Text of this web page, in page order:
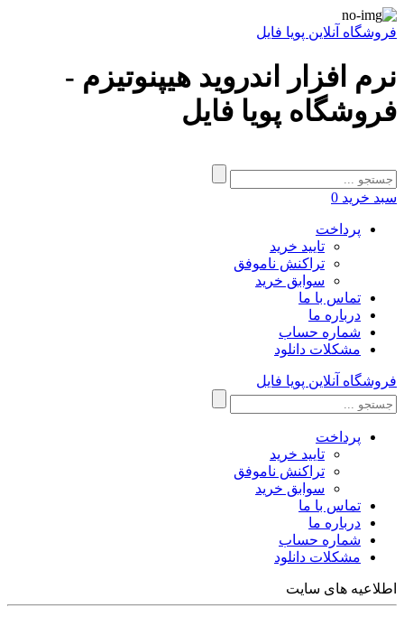
فروشگاه آنلاین پویا فایل
نرم افزار اندروید هیپنوتیزم -
فروشگاه پویا فایل
سبد خرید 0
پرداخت
تایید خرید
تراکنش ناموفق
سوابق خرید
تماس با ما
درباره ما
شماره حساب
مشکلات دانلود
فروشگاه آنلاین پویا فایل
پرداخت
تایید خرید
تراکنش ناموفق
سوابق خرید
تماس با ما
درباره ما
شماره حساب
مشکلات دانلود
اطلاعیه های سایت